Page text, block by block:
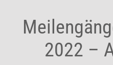
Meilengänger
Die Geschichte des
Meilengänger & Freunde
2022 –